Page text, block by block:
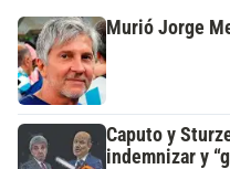
Murió Jorge
Caputo y
indemnizar y